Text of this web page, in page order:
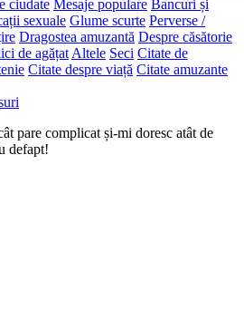
ciudate Mesaje populare Bancuri și
sexuale Glume scurte Perverse /
Dragostea amuzantă Despre căsătorie
de agățat Altele Seci Citate de
Citate despre viață Citate amuzante
pare complicat și-mi doresc atât de
defapt!